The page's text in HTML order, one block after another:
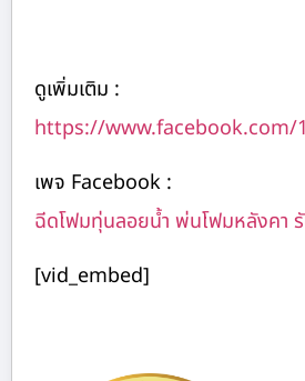
ดูเพิ่มเติม :
https://www.facebook.com/
เพจ Facebook :
ฉีดโฟมทุ่นลอยน้ำ พ่นโฟมหลังคา
[vid_embed]